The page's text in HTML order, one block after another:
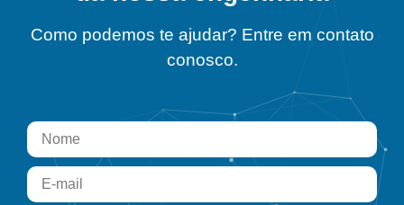
Como podemos te ajudar? Entre em contato
conosco.